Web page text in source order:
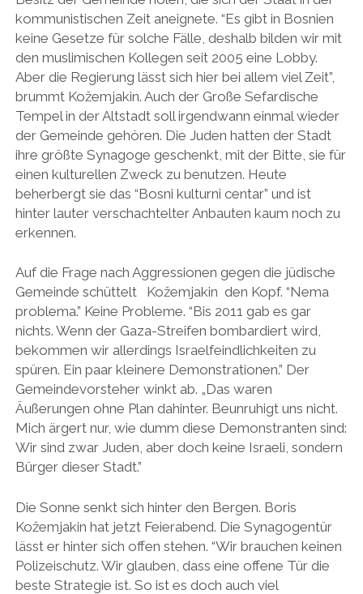
kommunistischen Zeit aneignete. “Es gibt in Bosnien
keine Gesetze für solche Fälle, deshalb bilden wir mit
den muslimischen Kollegen seit 2005 eine Lobby.
Aber die Regierung lässt sich hier bei allem viel Zeit”,
brummt Kožemjakin. Auch der Große Sefardische
Tempel in der Altstadt soll irgendwann einmal wieder
der Gemeinde gehören. Die Juden hatten der Stadt
ihre größte Synagoge geschenkt, mit der Bitte, sie für
einen kulturellen Zweck zu benutzen. Heute
beherbergt sie das “Bosni kulturni centar” und ist
hinter lauter verschachtelter Anbauten kaum noch zu
erkennen.
Auf die Frage nach Aggressionen gegen die jüdische
Gemeinde schüttelt Kožemjakin den Kopf. “Nema
problema.” Keine Probleme. “Bis 2011 gab es gar
nichts. Wenn der Gaza-Streifen bombardiert wird,
bekommen wir allerdings Israelfeindlichkeiten zu
spüren. Ein paar kleinere Demonstrationen.” Der
Gemeindevorsteher winkt ab. „Das waren
Äußerungen ohne Plan dahinter. Beunruhigt uns nicht.
Mich ärgert nur, wie dumm diese Demonstranten sind:
Wir sind zwar Juden, aber doch keine Israeli, sondern
Bürger dieser Stadt.”
Die Sonne senkt sich hinter den Bergen. Boris
Kožemjakin hat jetzt Feierabend. Die Synagogentür
lässt er hinter sich offen stehen. “Wir brauchen keinen
Polizeischutz. Wir glauben, dass eine offene Tür die
beste Strategie ist. So ist es doch auch viel